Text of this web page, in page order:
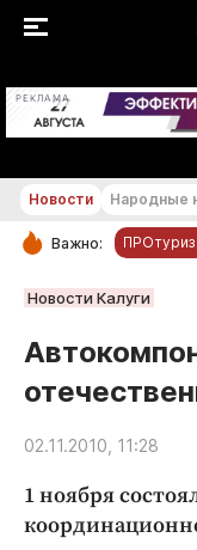
РЕКЛАМА
РУБРИКИ
Статьи
Народные
Авто и
Новости Народные
Важно:
Новости Калуги
02.11.2010, 11:28
1 ноября